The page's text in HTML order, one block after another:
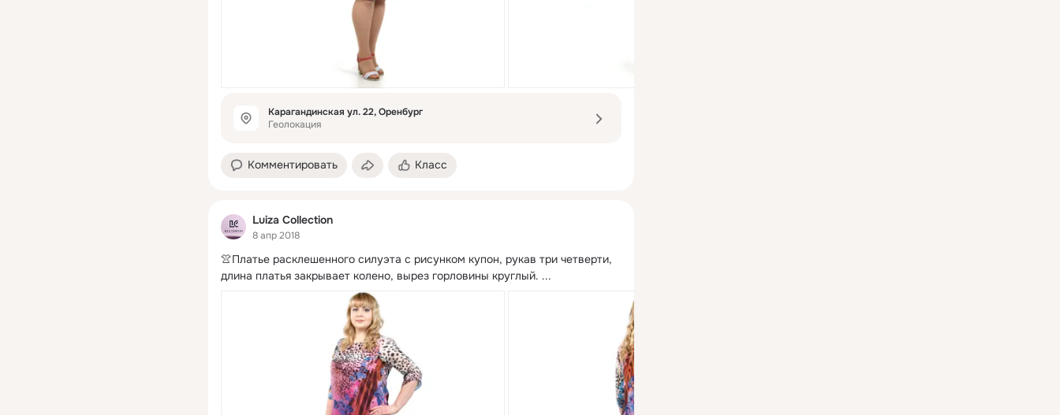
Карагандинская ул. 22, Оренбург
Геолокация
Комментировать Класс
Luiza Collection
8 апр 2018
👚Платье расклешенного силуэта с рисунком купон, рукав три четверти,
длина платья закрывает колено, вырез горловины круглый. ...